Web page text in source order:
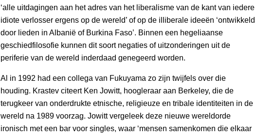
‘alle uitdagingen aan het adres van het liberalisme van de kant van iedere
idiote verlosser ergens op de wereld’ of op de illiberale ideeën ‘ontwikkeld
door lieden in Albanië of Burkina Faso’. Binnen een hegeliaanse
geschiedfilosofie kunnen dit soort negaties of uitzonderingen uit de
periferie van de wereld inderdaad genegeerd worden.
Al in 1992 had een collega van Fukuyama zo zijn twijfels over die
houding. Krastev citeert Ken Jowitt, hoogleraar aan Berkeley, die de
terugkeer van onderdrukte etnische, religieuze en tribale identiteiten in de
wereld na 1989 voorzag. Jowitt vergeleek deze nieuwe wereldorde
ironisch met een bar voor singles, waar ‘mensen samenkomen die elkaar